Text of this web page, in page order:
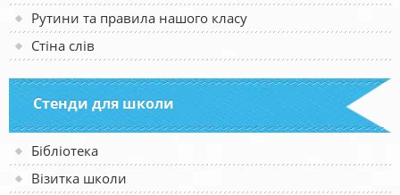
Рутини та правила нашого класу
Стіна слів
Стенди для школи
Бібліотека
Візитка школи